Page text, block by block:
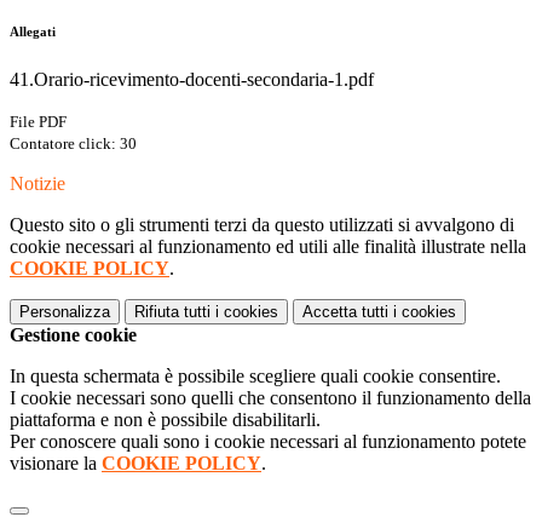
Allegati
41.Orario-ricevimento-docenti-secondaria-1.pdf
File PDF
Contatore click: 30
Notizie
Questo sito o gli strumenti terzi da questo utilizzati si avvalgono di
cookie necessari al funzionamento ed utili alle finalità illustrate nella
COOKIE POLICY.
Personalizza Rifiuta tutti i cookies Accetta tutti i cookies
Gestione cookie
In questa schermata è possibile scegliere quali cookie consentire.
I cookie necessari sono quelli che consentono il funzionamento della
piattaforma e non è possibile disabilitarli.
Per conoscere quali sono i cookie necessari al funzionamento potete
visionare la COOKIE POLICY.